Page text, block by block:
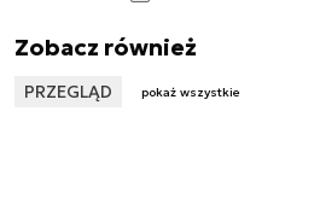
Zobacz również
PRZEGLĄD pokaż wszystkie